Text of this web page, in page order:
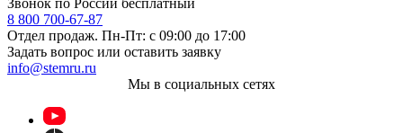
8 800 700-67-87
Отдел продаж. Пн-Пт: с 09:00 до 17:00
Задать вопрос или оставить заявку
info@stemru.ru
Мы в социальных сетях